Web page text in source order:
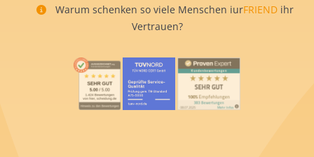
Warum schenken so viele Menschen iurFRIEND ihr
Vertrauen?